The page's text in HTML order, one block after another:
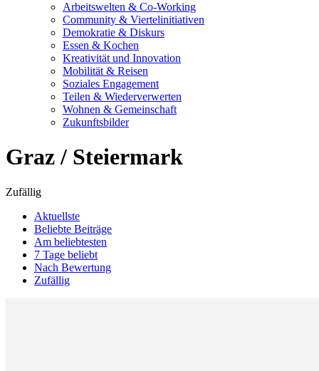
Arbeitswelten & Co-Working
Community & Viertelinitiativen
Demokratie & Diskurs
Essen & Kochen
Kreativität und Innovation
Mobilität & Reisen
Soziales Engagement
Teilen & Wiederverwerten
Wohnen & Gemeinschaft
Zukunftsbilder
Graz / Steiermark
Zufällig
Aktuellste
Beliebte Beiträge
Am beliebtesten
7 Tage beliebt
Nach Bewertung
Zufällig